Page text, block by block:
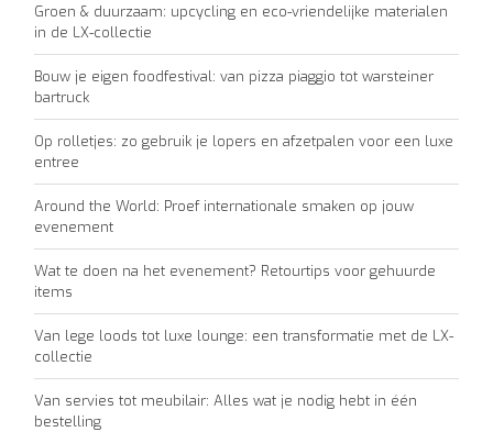
Groen & duurzaam: upcycling en eco-vriendelijke materialen
in de LX-collectie
Bouw je eigen foodfestival: van pizza piaggio tot warsteiner
bartruck
Op rolletjes: zo gebruik je lopers en afzetpalen voor een luxe
entree
Around the World: Proef internationale smaken op jouw
evenement
Wat te doen na het evenement? Retourtips voor gehuurde
items
Van lege loods tot luxe lounge: een transformatie met de LX-
collectie
Van servies tot meubilair: Alles wat je nodig hebt in één
bestelling